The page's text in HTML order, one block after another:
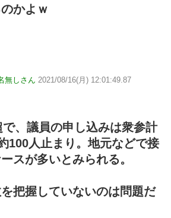
かよｗ
無しさん 2021/08/16(月) 12:01:49.87
、議員の申し込みは衆参計
100人止まり。地元などで接
スが多いとみられる。
把握していないのは問題だ